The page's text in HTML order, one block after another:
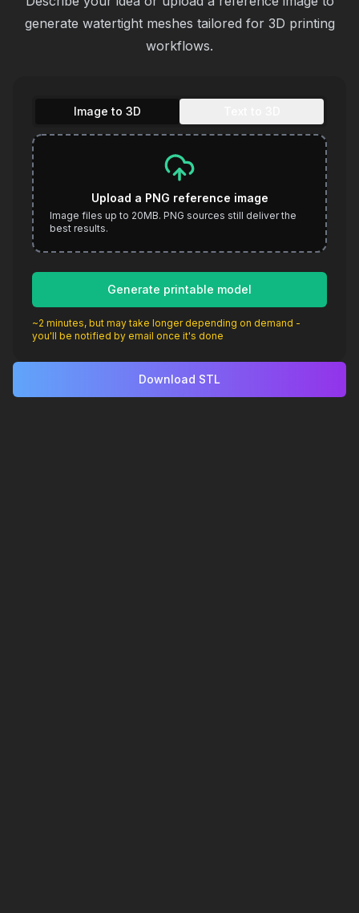
generate watertight meshes tailored for 3D printing
workflows.
Image to 3D
Upload a PNG reference image
Image files up to 20MB. PNG sources still deliver the
best results.
Generate printable model
~2 minutes, but may take longer depending on demand -
you'll be notified by email once it's done
Download STL